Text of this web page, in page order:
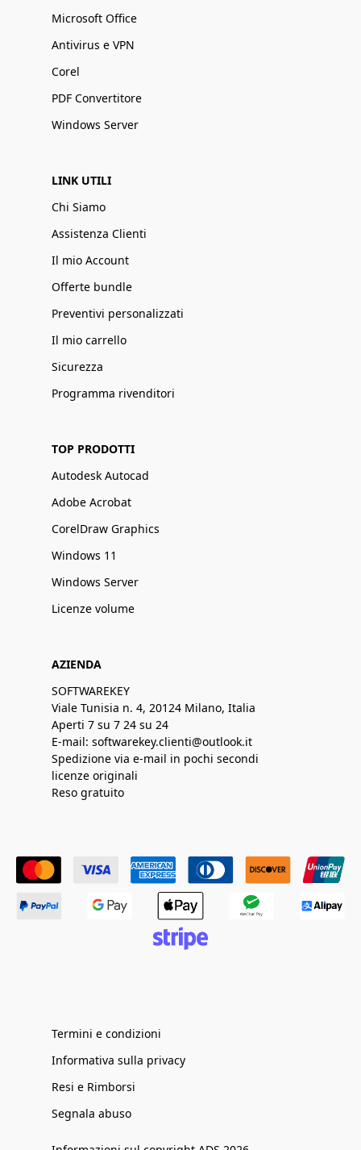
Microsoft Office
Antivirus e VPN
Corel
PDF Convertitore
Windows Server
LINK UTILI
Chi Siamo
Assistenza Clienti
Il mio Account
Offerte bundle
Preventivi personalizzati
Il mio carrello
Sicurezza
Programma rivenditori
TOP PRODOTTI
Autodesk Autocad
Adobe Acrobat
CorelDraw Graphics
Windows 11
Windows Server
Licenze volume
AZIENDA
SOFTWAREKEY
Viale Tunisia n. 4, 20124 Milano, Italia
Aperti 7 su 7 24 su 24
E-mail: softwarekey.clienti@outlook.it
Spedizione via e-mail in pochi secondi
licenze originali
Reso gratuito
Termini e condizioni
Informativa sulla privacy
Resi e Rimborsi
Segnala abuso